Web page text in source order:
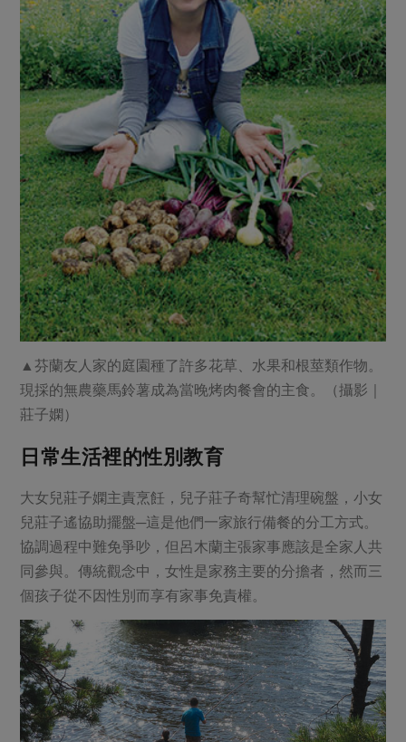
▲芬蘭友人家的庭園種了許多花草、水果和根莖類作物。
現採的無農藥馬鈴薯成為當晚烤肉餐會的主食。（攝影｜
莊子嫻）
日常生活裡的性別教育
大女兒莊子嫻主責烹飪，兒子莊子奇幫忙清理碗盤，小女
兒莊子遙協助擺盤─這是他們一家旅行備餐的分工方式。
協調過程中難免爭吵，但呂木蘭主張家事應該是全家人共
同參與。傳統觀念中，女性是家務主要的分擔者，然而三
個孩子從不因性別而享有家事免責權。